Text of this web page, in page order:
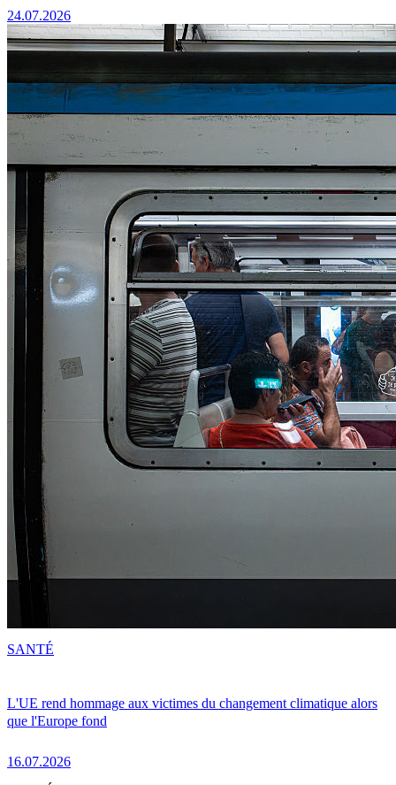
24.07.2026
L'UE rend hommage aux victimes du changement climatique alors
que l'Europe fond
16.07.2026
SANTÉ